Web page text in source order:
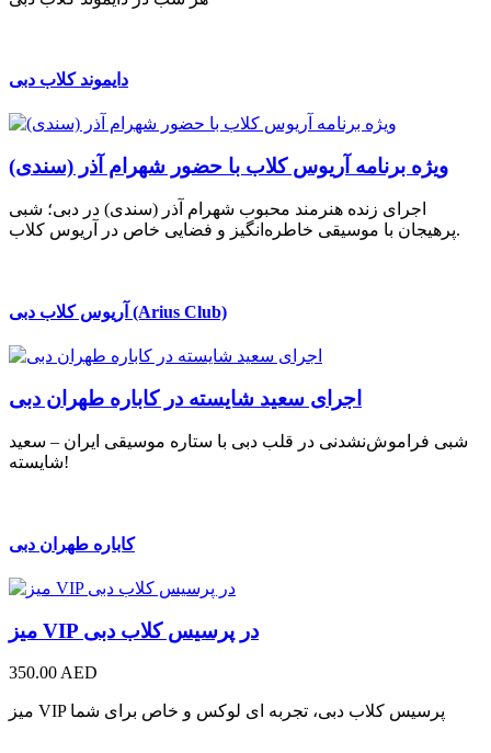
دایموند کلاب دبی
ویژه برنامه آریوس کلاب با حضور شهرام آذر (سندی)
اجرای زنده هنرمند محبوب شهرام آذر (سندی) در دبی؛ شبی
پرهیجان با موسیقی خاطره‌انگیز و فضایی خاص در آریوس کلاب.
آریوس کلاب دبی (Arius Club)
اجرای سعید شایسته در کاباره طهران دبی
شبی فراموش‌نشدنی در قلب دبی با ستاره موسیقی ایران – سعید
شایسته!
کاباره طهران دبی
میز VIP در پرسیس کلاب دبی
350.00 AED
میز VIP پرسیس کلاب دبی، تجربه ای لوکس و خاص برای شما